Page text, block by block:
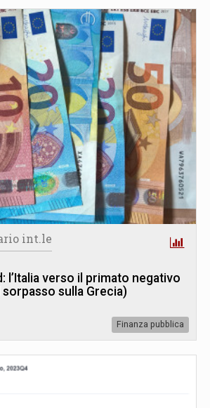
int.le
l’Italia verso il primato negativo
sorpasso sulla Grecia)
Finanza pubblica